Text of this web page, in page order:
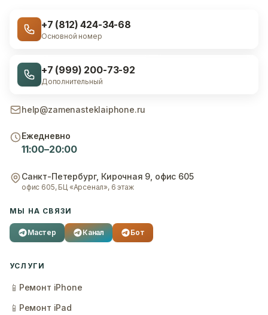
+7 (812) 424-34-68
Основной номер
+7 (999) 200-73-92
Дополнительный
help@zamenasteklaiphone.ru
Ежедневно
11:00–20:00
Санкт-Петербург, Кирочная 9, офис 605
офис 605, БЦ «Арсенал», 6 этаж
МЫ НА СВЯЗИ
Мастер Канал Бот
УСЛУГИ
📱 Ремонт iPhone
📱 Ремонт iPad